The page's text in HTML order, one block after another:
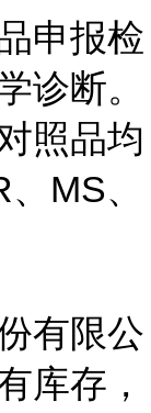
申报检
诊断。
照品均
MS、
有限公
库存，